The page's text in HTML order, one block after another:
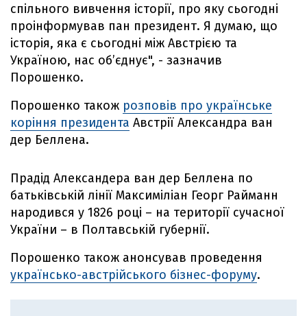
спільного вивчення історії, про яку сьогодні
проінформував пан президент. Я думаю, що
історія, яка є сьогодні між Австрією та
Україною, нас об’єднує", - зазначив
Порошенко.
Порошенко також розповів про українське
коріння президента Австрії Александра ван
дер Беллена.
Прадід Александера ван дер Беллена по
батьківській лінії Максиміліан Георг Райманн
народився у 1826 році – на території сучасної
України – в Полтавській губернії.
Порошенко також анонсував проведення
українсько-австрійського бізнес-форуму.